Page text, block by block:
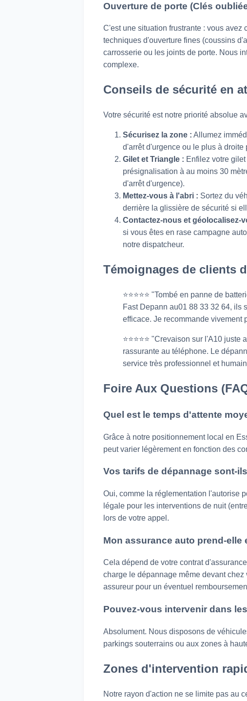
Ouverture de porte (Clés
C'est une situation frustrante : vous
techniques d'ouverture fines (coussins
carrosserie ou les joints de porte. Nous
complexe.
Conseils de sécurité en
Votre sécurité est notre priorité absolue
Sécurisez la zone : Allumez
d'arrêt d'urgence ou le plus à
Gilet et Triangle : Enfilez votre
présignalisation à au moins 30
d'arrêt d'urgence).
Mettez-vous à l'abri : Sortez du
derrière la glissière de sécurité si
Contactez-nous et géolocalisez-
si vous êtes en rase campagne
notre dispatcheur.
Témoignages de clients
⭐⭐⭐⭐⭐ "Tombé en panne de
Fast Depann au01 88 33 32 64, ils
efficace. Je recommande vivement
⭐⭐⭐⭐⭐ "Crevaison sur l'A10
rassurante au téléphone. Le
service très professionnel et
Foire Aux Questions
Quel est le temps d'attente
Grâce à notre positionnement local en
peut varier légèrement en fonction des
Vos tarifs de dépannage sont-
Oui, comme la réglementation l'autorise
légale pour les interventions de nuit
lors de votre appel.
Mon assurance auto prend-elle
Cela dépend de votre contrat
charge le dépannage même devant
assureur pour un éventuel
Pouvez-vous intervenir dans
Absolument. Nous disposons de
parkings souterrains ou aux zones à
Zones d'intervention
Notre rayon d'action ne se limite pas au